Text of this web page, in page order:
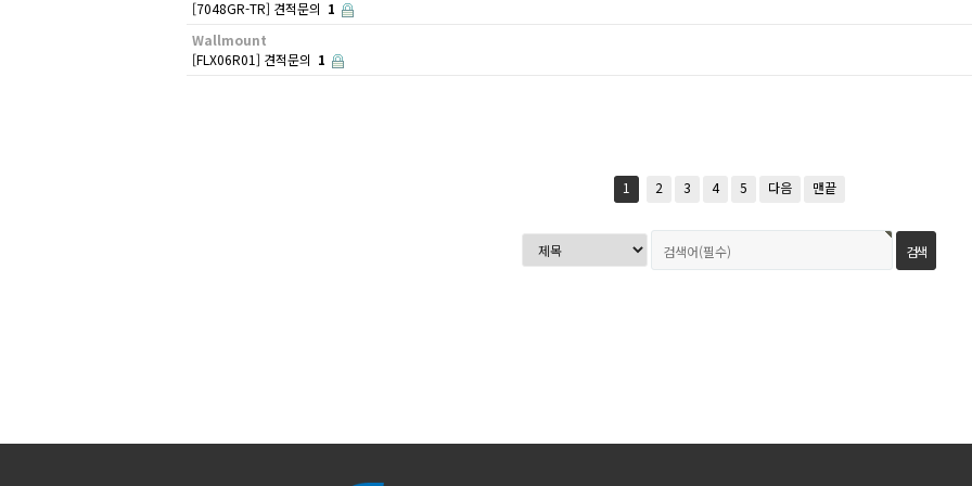
[7048GR-TR] 견적문의 1
Wallmount
[FLX06R01] 견적문의 1
1 2 3 4 5 다음 맨끝